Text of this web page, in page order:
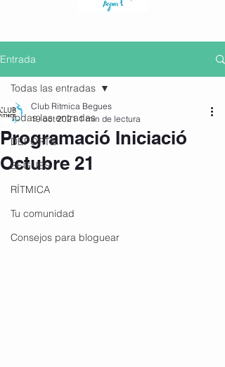
Entrada
Todas las entradas
DEPORTE
BEGUES
RÍTMICA
Tu comunidad
Consejos para bloguear
Todas las entradas
Programació Iniciació
Octubre 21
Club Ritmica Begues
19 oct 2021 1 min de lectura